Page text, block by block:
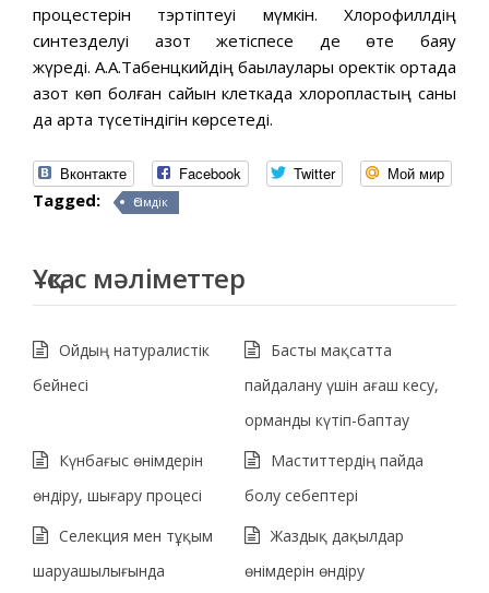
процестерін тэртіптеуі мүмкін. Хлорофиллдің
синтезделуі азот жетіспесе де өте баяу
жүреді. А.А.Табенцкийдің бақылаулары қоректік ортада
азот көп болған сайын клеткада хлоропластың саны
да арта түсетіндігін көрсетеді.
Вконтакте Facebook Twitter Мой мир
Tagged: Өсімдік
Ұқсас мәліметтер
Ойдың натуралистік
бейнесі
Басты мақсатта
пайдалану үшін ағаш кесу,
орманды күтіп-баптау
Күнбағыс өнімдерін
өндіру, шығару процесі
Маститтердің пайда
болу себептері
Селекция мен тұқым
шаруашылығында
Жаздық дақылдар
өнімдерін өндіру